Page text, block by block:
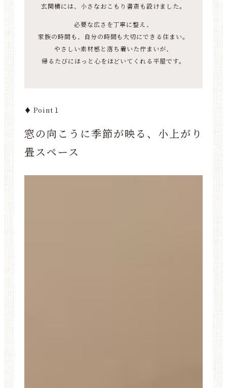
玄関横には、小さなおこもり書斎も設けました。
必要な広さを丁寧に整え、
家族の時間も、自分の時間も大切にできる住まい。
やさしい素材感と落ち着いた佇まいが、
帰るたびにほっと心をほどいてくれる平屋です。
♦ Point１
窓の向こうに季節が映る、小上がり
畳スペース